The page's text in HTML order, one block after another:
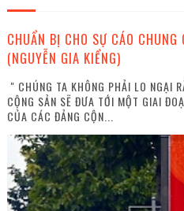
CHUẨN BỊ CHO SỰ CÁO
(NGUYỄN GIA KIỂNG)
" CHÚNG TA KHÔNG PHẢI LO NGẠI
CỘNG SẢN SẼ ĐƯA TỚI MỘT GIAI
CỦA CÁC ĐẢNG CỘN...